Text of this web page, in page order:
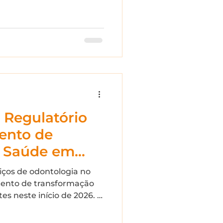
Regulatório
de
em
Técnica
e a
de
de odontologia no
de transformação
neste início de 2026. A